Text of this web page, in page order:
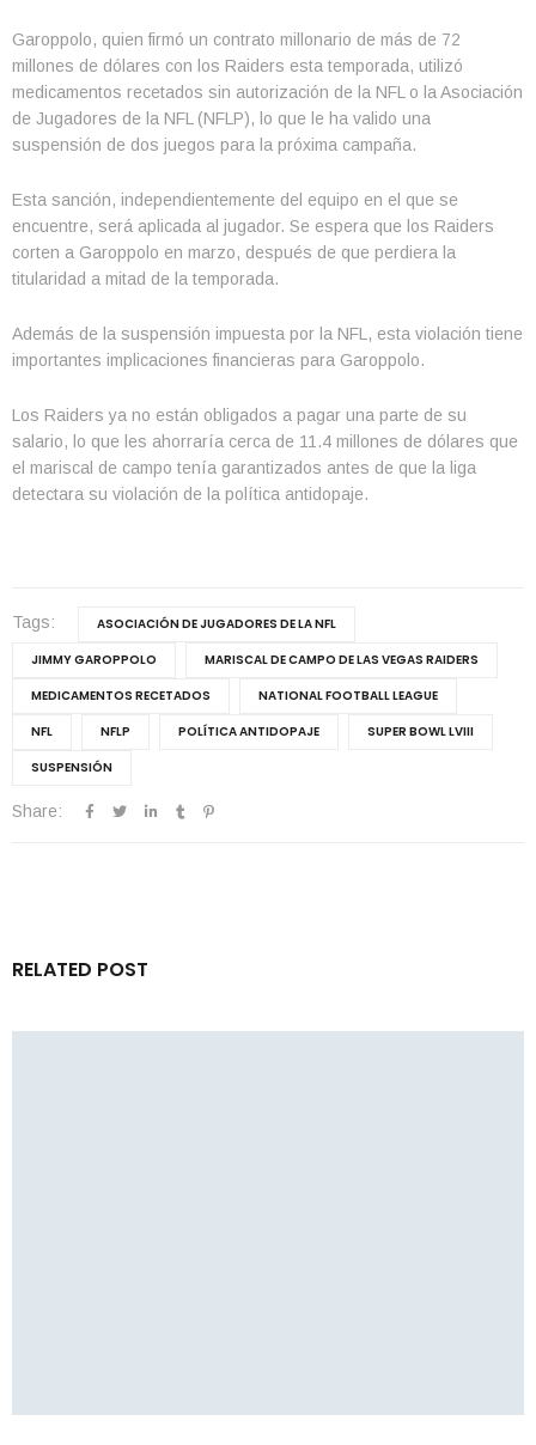
Garoppolo, quien firmó un contrato millonario de más de 72
millones de dólares con los Raiders esta temporada, utilizó
medicamentos recetados sin autorización de la NFL o la Asociación
de Jugadores de la NFL (NFLP), lo que le ha valido una
suspensión de dos juegos para la próxima campaña.
Esta sanción, independientemente del equipo en el que se
encuentre, será aplicada al jugador. Se espera que los Raiders
corten a Garoppolo en marzo, después de que perdiera la
titularidad a mitad de la temporada.
Además de la suspensión impuesta por la NFL, esta violación tiene
importantes implicaciones financieras para Garoppolo.
Los Raiders ya no están obligados a pagar una parte de su
salario, lo que les ahorraría cerca de 11.4 millones de dólares que
el mariscal de campo tenía garantizados antes de que la liga
detectara su violación de la política antidopaje.
Tags:
ASOCIACIÓN DE JUGADORES DE LA NFL
JIMMY GAROPPOLO
MARISCAL DE CAMPO DE LAS VEGAS RAIDERS
MEDICAMENTOS RECETADOS
NATIONAL FOOTBALL LEAGUE
NFL
NFLP POLÍTICA ANTIDOPAJE
SUPER BOWL LVIII
SUSPENSIÓN
Share:
RELATED POST